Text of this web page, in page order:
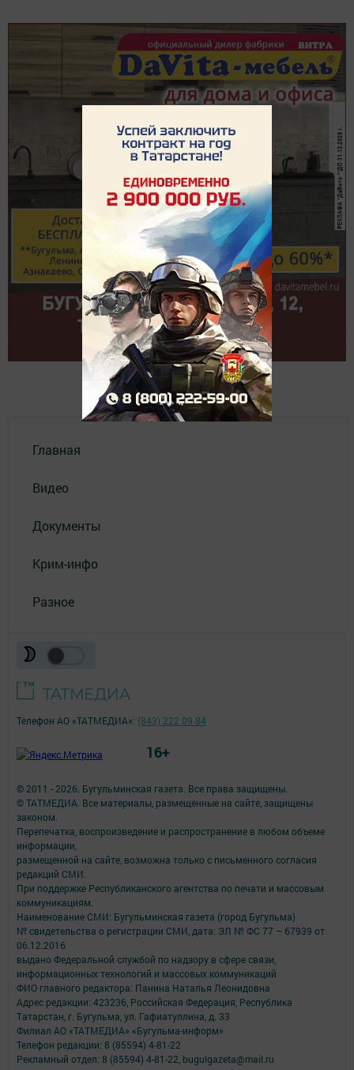
Главная
Видео
Документы
Крим-инфо
Разное
© 2011 - 2026. Бугульминская газета. Все права защищены.
© ТАТМЕДИА. Все материалы, размещенные на сайте, защищены
законом.
Перепечатка, воспроизведение и распространение в любом объеме
информации,
размещенной на сайте, возможна только с письменного согласия
редакций СМИ.
При поддержке Республиканского агентства по печати и массовым
коммуникациям.
Наименование СМИ: Бугульминская газета (город Бугульма)
№ свидетельства о регистрации СМИ, дата: ЭЛ № ФС 77 – 67939 от
06.12.2016
выдано Федеральной службой по надзору в сфере связи,
информационных технологий и массовых коммуникаций
ФИО главного редактора: Панина Наталья Леонидовна
Адрес редакции: 423236, Российская Федерация, Республика
Татарстан, г. Бугульма, ул. Гафиатуллина, д. 33
Филиал АО «ТАТМЕДИА» «Бугульма-информ»
Телефон редакции: 8 (85594) 4-81-22
Рекламный отдел: 8 (85594) 4-81-22, bugulgazeta@mail.ru
Телефон АО «ТАТМЕДИА»: (843) 222 09 84
16+